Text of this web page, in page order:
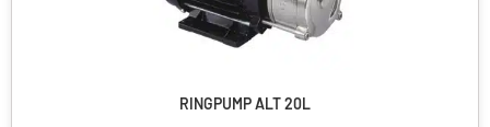
RINGPUMP ALT 20L